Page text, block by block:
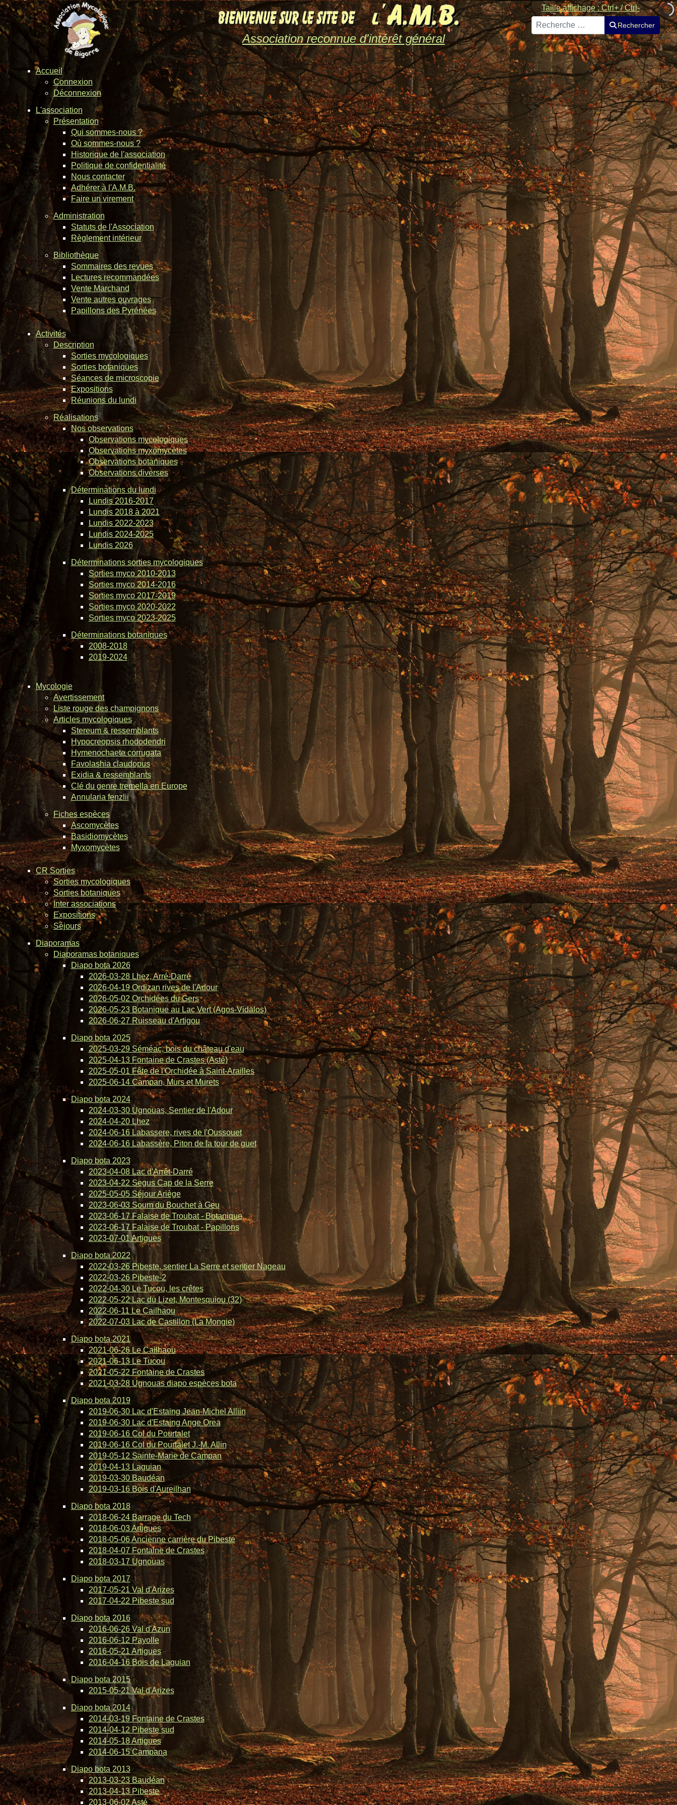
Association reconnue d'intérêt général
Taille affichage : Ctrl+ / Ctrl-
Rechercher
Rechercher
Accueil
Connexion
Déconnexion
L'association
Présentation
Qui sommes-nous ?
Où sommes-nous ?
Historique de l'association
Politique de confidentialité
Nous contacter
Adhérer à l'A.M.B.
Faire un virement
Administration
Statuts de l'Association
Règlement intérieur
Bibliothèque
Sommaires des revues
Lectures recommandées
Vente Marchand
Vente autres ouvrages
Papillons des Pyrénées
Activités
Description
Sorties mycologiques
Sorties botaniques
Séances de microscopie
Expositions
Réunions du lundi
Réalisations
Nos observations
Observations mycologiques
Observations myxomycètes
Observations botaniques
Observations diverses
Déterminations du lundi
Lundis 2016-2017
Lundis 2018 à 2021
Lundis 2022-2023
Lundis 2024-2025
Lundis 2026
Déterminations sorties mycologiques
Sorties myco 2010-2013
Sorties myco 2014-2016
Sorties myco 2017-2019
Sorties myco 2020-2022
Sorties myco 2023-2025
Déterminations botaniques
2008-2018
2019-2024
Mycologie
Avertissement
Liste rouge des champignons
Articles mycologiques
Stereum & ressemblants
Hypocreopsis rhododendri
Hymenochaete corrugata
Favolashia claudopus
Exidia & ressemblants
Clé du genre tremella en Europe
Annularia fenzlii
Fiches espèces
Ascomycètes
Basidiomycètes
Myxomycètes
CR Sorties
Sorties mycologiques
Sorties botaniques
Inter associations
Expositions
Séjours
Diaporamas
Diaporamas botaniques
Diapo bota 2026
2026-03-28 Lhez, Arré-Darré
2026-04-19 Ordizan rives de l'Adour
2026-05-02 Orchidées du Gers
2026-05-23 Botanique au Lac Vert (Agos-Vidalos)
2026-06-27 Ruisseau d'Artigou
Diapo bota 2025
2025-03-29 Séméac, bois du château d'eau
2025-04-13 Fontaine de Crastes (Asté)
2025-05-01 Fête de l'Orchidée à Saint-Arailles
2025-06-14 Campan, Murs et Murets
Diapo bota 2024
2024-03-30 Ugnouas, Sentier de l'Adour
2024-04-20 Lhez
2024-06-16 Labassere, rives de l'Oussouet
2024-06-16 Labassère, Piton de la tour de guet
Diapo bota 2023
2023-04-08 Lac d'Arrêt-Darré
2023-04-22 Segus Cap de la Serre
2025-05-05 Séjour Ariège
2023-06-03 Soum du Bouchet à Geu
2023-06-17 Falaise de Troubat - Botanique
2023-06-17 Falaise de Troubat - Papillons
2023-07-01 Artigues
Diapo bota 2022
2022-03-26 Pibeste, sentier La Serre et sentier Nageau
2022-03-26 Pibeste-2
2022-04-30 Le Tucou, les crêtes
2022-05-22 Lac du Lizet, Montesquiou (32)
2022-06-11 Le Cailhaou
2022-07-03 Lac de Castillon (La Mongie)
Diapo bota 2021
2021-06-26 Le Cailhaou
2021-06-13 Le Tucou
2021-05-22 Fontaine de Crastes
2021-03-28 Ugnouas diapo espèces bota
Diapo bota 2019
2019-06-30 Lac d'Estaing Jean-Michel Alliin
2019-06-30 Lac d'Estaing Ange Orea
2019-06-16 Col du Pourtalet
2019-06-16 Col du Pourtalet J.-M. Allin
2019-05-12 Sainte-Marie de Campan
2019-04-13 Laguian
2019-03-30 Baudéan
2019-03-16 Bois d'Aureilhan
Diapo bota 2018
2018-06-24 Barrage du Tech
2018-06-03 Artigues
2018-05-06 Ancienne carrière du Pibeste
2018-04-07 Fontaine de Crastes
2018-03-17 Ugnouas
Diapo bota 2017
2017-05-21 Val d'Arizes
2017-04-22 Pibeste sud
Diapo bota 2016
2016-06-26 Val d'Azun
2016-06-12 Payolle
2016-05-21 Artigues
2016-04-16 Bois de Laguian
Diapo bota 2015
2015-05-21 Val d'Arizes
Diapo bota 2014
2014-03-19 Fontaine de Crastes
2014-04-12 Pibeste sud
2014-05-18 Artigues
2014-06-15 Campana
Diapo bota 2013
2013-03-23 Baudéan
2013-04-13 Pibeste
2013-06-02 Asté